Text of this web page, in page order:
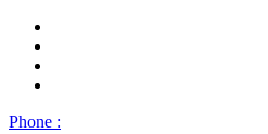
Phone :